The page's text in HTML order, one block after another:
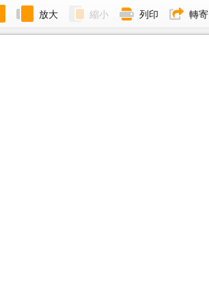
放大 縮小 列印 轉寄